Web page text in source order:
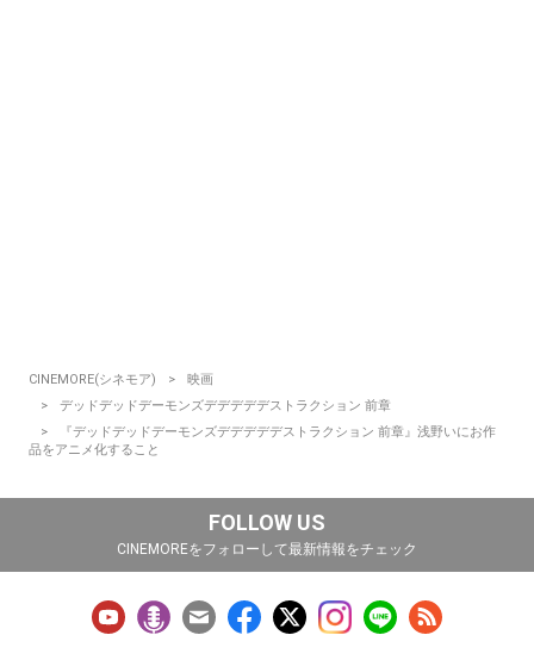
CINEMORE(シネモア)
映画
デッドデッドデーモンズデデデデデストラクション 前章
『デッドデッドデーモンズデデデデデストラクション 前章』浅野いにお作
品をアニメ化すること
FOLLOW US
CINEMOREをフォローして最新情報をチェック